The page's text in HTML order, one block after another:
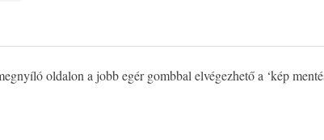
oldalon a jobb egér gombbal elvégezhető a ‘kép